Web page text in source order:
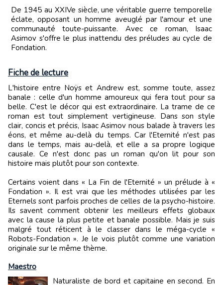
De 1945 au XXIVe siècle, une véritable guerre temporelle
éclate, opposant un homme aveuglé par l'amour et une
communauté toute-puissante. Avec ce roman, Isaac
Asimov s'offre le plus inattendu des préludes au cycle de
Fondation.
Fiche de lecture
L'histoire entre Noÿs et Andrew est, somme toute, assez
banale : celle d'un homme amoureux qui fera tout pour sa
belle. C'est le décor qui est extraordinaire. La trame de ce
roman est tout simplement vertigineuse. Dans son style
clair, concis et précis, Isaac Asimov nous balade à travers les
éons, et même au-delà du temps. Car l'Eternité n'est pas
dans le temps, mais au-delà, et elle a sa propre logique
causale. Ce n'est donc pas un roman qu'on lit pour son
histoire mais plutôt pour son contexte.
Certains voient dans « La Fin de l'Eternité » un prélude à «
Fondation ». Il est vrai que les méthodes utilisées par les
Eternels sont parfois proches de celles de la psycho-histoire.
Ils savent comment obtenir les meilleurs effets globaux
avec la cause la plus petite et banale possible. Mais je suis
malgré tout réticent à le classer dans le méga-cycle «
Robots-Fondation ». Je le vois plutôt comme une variation
originale sur le même thème.
Maestro
Naturaliste de bord et capitaine en second. En